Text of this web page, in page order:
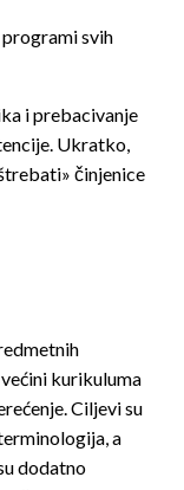
programi svih
i prebacivanje
Ukratko,
činjenice
kurikuluma
Ciljevi su
a
dodatno